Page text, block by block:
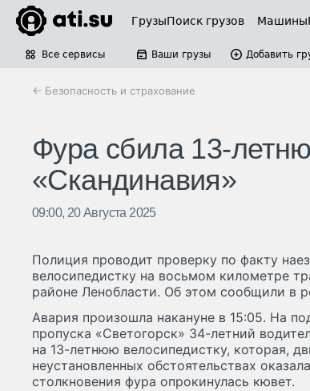
ГрузыПоиск грузов Машины
Все сервисы Ваши грузы Добавить
← Безопасность и страхование
Фура сбила 13-
«Скандинавия»
09:00, 20 Августа 2025
Полиция проводит проверку по факту
велосипедистку на восьмом километре
районе Ленобласти. Об этом сообщили в
Авария произошла накануне в 15:05. На
пропуска «Светогорск» 34-летний
на 13-летнюю велосипедистку, которая,
неустановленных обстоятельствах
столкновения фура опрокинулась кювет.